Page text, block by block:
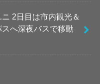
2日目は市内観光＆
へ深夜バスで移動